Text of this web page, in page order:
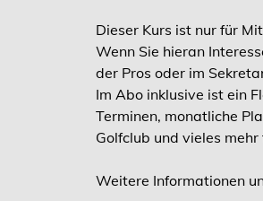
Dieser Kurs ist nur für
Wenn Sie hieran
der Pros oder im
Im Abo inklusive ist ein
Terminen, monatliche
Golfclub und vieles
Weitere Informationen